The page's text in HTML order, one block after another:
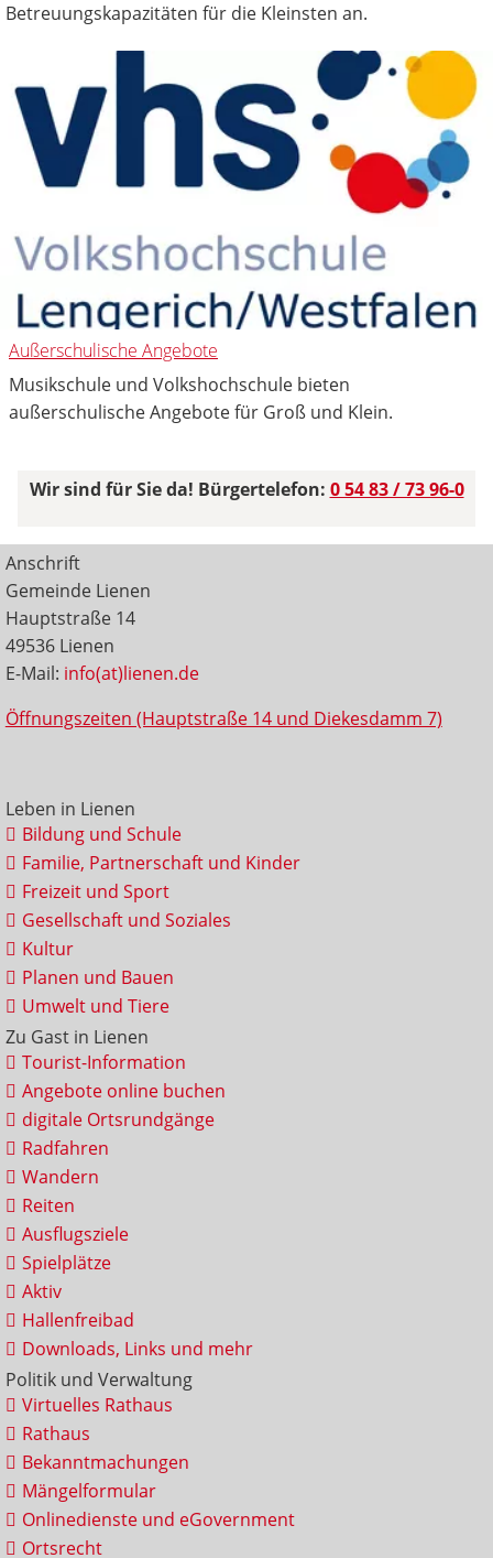
Betreuungskapazitäten für die Kleinsten an.
Außerschulische Angebote
Musikschule und Volkshochschule bieten
außerschulische Angebote für Groß und Klein.
Wir sind für Sie da! Bürgertelefon: 0 54 83 / 73 96-0
Anschrift
Gemeinde Lienen
Hauptstraße 14
49536 Lienen
E-Mail: info(at)lienen.de
Öffnungszeiten (Hauptstraße 14 und Diekesdamm 7)
Leben in Lienen
Bildung und Schule
Familie, Partnerschaft und Kinder
Freizeit und Sport
Gesellschaft und Soziales
Kultur
Planen und Bauen
Umwelt und Tiere
Zu Gast in Lienen
Tourist-Information
Angebote online buchen
digitale Ortsrundgänge
Radfahren
Wandern
Reiten
Ausflugsziele
Spielplätze
Aktiv
Hallenfreibad
Downloads, Links und mehr
Politik und Verwaltung
Virtuelles Rathaus
Rathaus
Bekanntmachungen
Mängelformular
Onlinedienste und eGovernment
Ortsrecht